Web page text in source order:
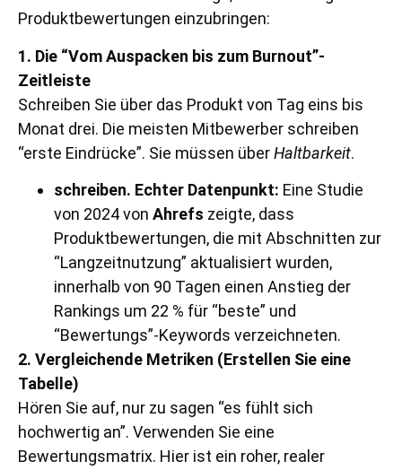
Produktbewertungen einzubringen:
1. Die “Vom Auspacken bis zum Burnout”-
Zeitleiste
Schreiben Sie über das Produkt von Tag eins bis
Monat drei. Die meisten Mitbewerber schreiben
“erste Eindrücke”. Sie müssen überHaltbarkeit.
schreiben. Echter Datenpunkt: Eine Studie
von 2024 von Ahrefs zeigte, dass
Produktbewertungen, die mit Abschnitten zur
“Langzeitnutzung” aktualisiert wurden,
innerhalb von 90 Tagen einen Anstieg der
Rankings um 22 % für “beste” und
“Bewertungs”-Keywords verzeichneten.
2. Vergleichende Metriken (Erstellen Sie eine
Tabelle)
Hören Sie auf, nur zu sagen “es fühlt sich
hochwertig an”. Verwenden Sie eine
Bewertungsmatrix. Hier ist ein roher, realer